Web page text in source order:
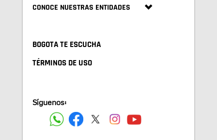
CONOCE NUESTRAS ENTIDADES
BOGOTA TE ESCUCHA
TÉRMINOS DE USO
Síguenos: